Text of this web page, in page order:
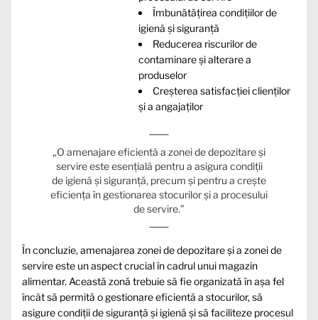
Îmbunătățirea condițiilor de
igienă și siguranță
Reducerea riscurilor de
contaminare și alterare a
produselor
Creșterea satisfacției clienților
și a angajaților
„O amenajare eficientă a zonei de depozitare și
servire este esențială pentru a asigura condiții
de igienă și siguranță, precum și pentru a crește
eficiența în gestionarea stocurilor și a procesului
de servire.”
În concluzie, amenajarea zonei de depozitare și a zonei de
servire este un aspect crucial în cadrul unui magazin
alimentar. Această zonă trebuie să fie organizată în așa fel
încât să permită o gestionare eficientă a stocurilor, să
asigure condiții de siguranță și igienă și să faciliteze procesul